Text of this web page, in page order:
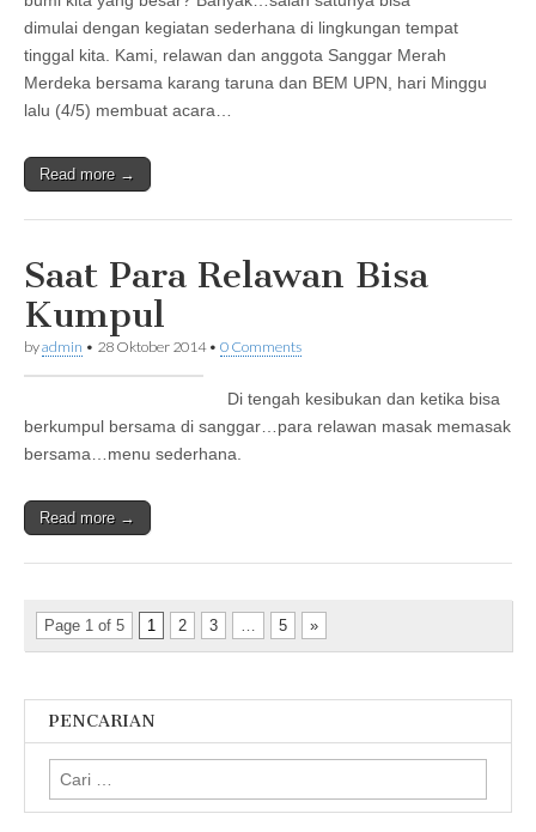
dimulai dengan kegiatan sederhana di lingkungan tempat
tinggal kita. Kami, relawan dan anggota Sanggar Merah
Merdeka bersama karang taruna dan BEM UPN, hari Minggu
lalu (4/5) membuat acara…
Read more →
Saat Para Relawan Bisa
Kumpul
byadmin • 28 Oktober 2014• 0 Comments
Di tengah kesibukan dan ketika bisa
berkumpul bersama di sanggar…para relawan masak memasak
bersama…menu sederhana.
Read more →
Page 1 of 5 1 2 3 5 »
PENCARIAN
Cari
untuk: